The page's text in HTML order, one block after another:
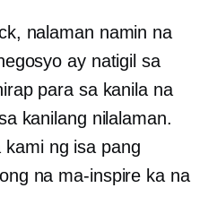
nalaman namin na
ay natigil sa
para sa kanila na
kanilang nilalaman.
ng isa pang
na ma-inspire ka na